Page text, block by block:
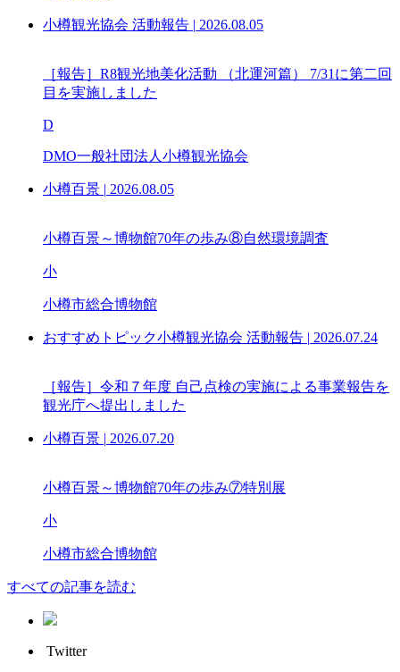
小樽観光協会 活動報告 | 2026.08.05
［報告］R8観光地美化活動 （北運河篇） 7/31に第二回
目を実施しました
D
DMO一般社団法人小樽観光協会
小樽百景 | 2026.08.05
小樽百景～博物館70年の歩み⑧自然環境調査
小
小樽市総合博物館
おすすめトピック小樽観光協会 活動報告 | 2026.07.24
［報告］令和７年度 自己点検の実施による事業報告を
観光庁へ提出しました
小樽百景 | 2026.07.20
小樽百景～博物館70年の歩み⑦特別展
小
小樽市総合博物館
すべての記事を読む
Twitter